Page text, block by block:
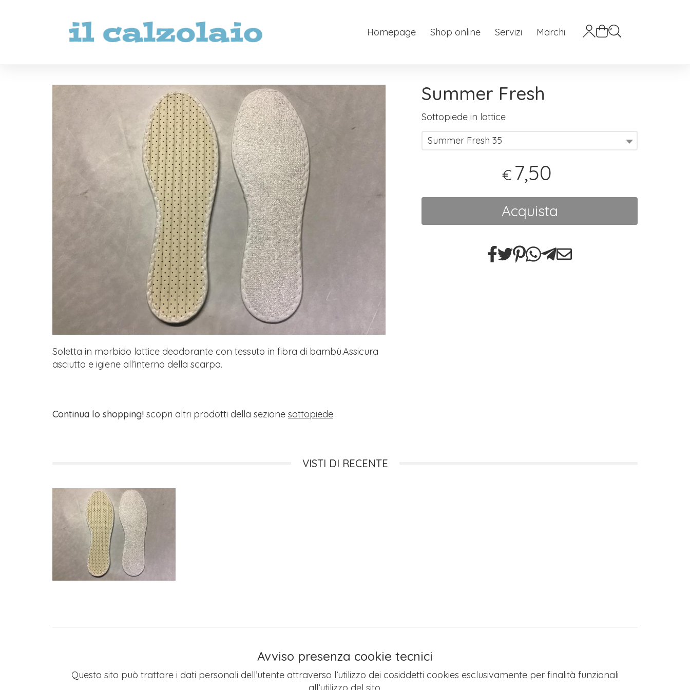
Homepage Shop online Servizi Marchi
Soletta in morbido lattice deodorante con tessuto in fibra di bambù.Assicura
asciutto e igiene all’interno della scarpa.
Summer Fresh
Sottopiede in lattice
Summer Fresh 35
€ 7,50
Acquista
Continua lo shopping! scopri altri prodotti della sezione sottopiede
VISTI DI RECENTE
Avviso presenza cookie tecnici
Questo sito può trattare i dati personali dell’utente attraverso l’utilizzo dei cosiddetti cookies esclusivamente per finalità funzionali
all’utilizzo del sito.